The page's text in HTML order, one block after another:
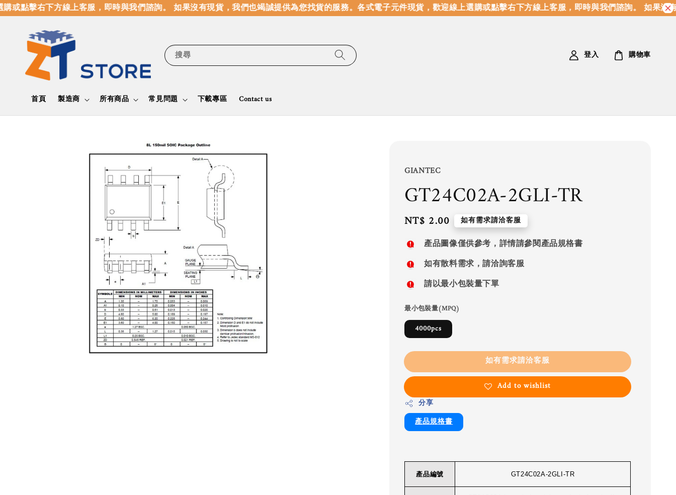
點擊右下方線上客服，即時與我們諮詢。 如果沒有現貨，我們也竭誠提供為您找貨的服務。各式電子元件現貨，歡迎線上選購或點擊右下方線上客服，即時與我們諮詢。 如果沒有
搜尋
首頁 製造商 所有商品 常見問題 下載專區 Contact us
登入 購物車
GIANTEC
GT24C02A-2GLI-TR
Regular
price
NT$ 2.00 如有需求請洽客服
產品圖像僅供參考，詳情請參閱產品規格書
如有散料需求，請洽詢客服
請以最小包裝量下單
最小包裝量(MPQ)
4000pcs
如有需求請洽客服
Add to wishlist
分享
產品規格書
產品編號 GT24C02A-2GLI-TR